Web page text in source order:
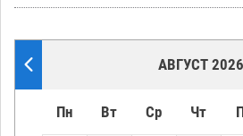
АВГУСТ 2026
Пн Вт Ср Чт